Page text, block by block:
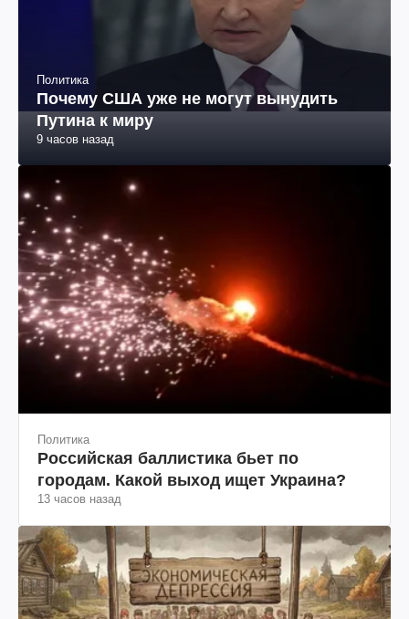
Политика
Почему США уже не могут вынудить
Путина к миру
Политика
Российская баллистика бьет по
городам. Какой выход ищет Украина?